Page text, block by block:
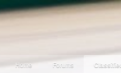
Home Forums